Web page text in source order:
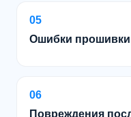
05
Ошибки прошивки
06
Повреждения